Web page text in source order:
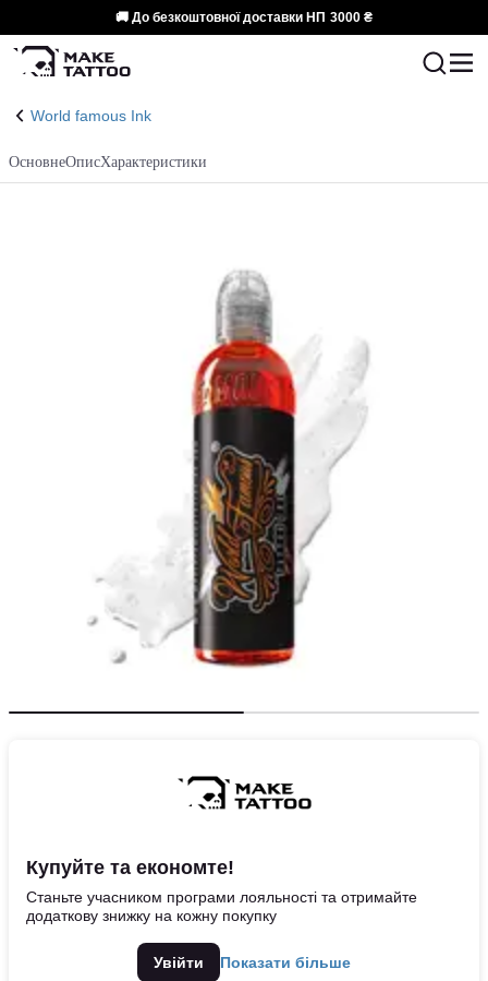
🚚 До безкоштовної доставки НП 3000 ₴
World famous Ink
ОсновнеОписХарактеристики
Купуйте та економте!
Станьте учасником програми лояльності та отримайте
додаткову знижку на кожну покупку
Увійти Показати більше